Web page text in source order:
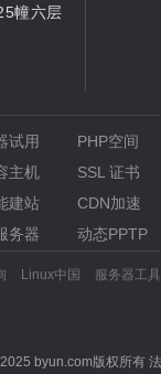
幢六层
试用
PHP空间
主机
SSL 证书
建站
CDN加速
务器 动态PPTP
Linux中国 服务器工具
byun.com版权所有